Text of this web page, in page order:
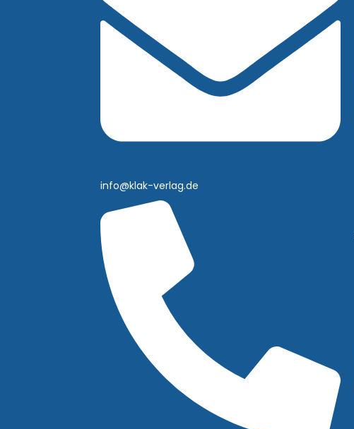
info@klak-verlag.de